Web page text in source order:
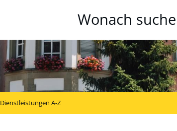
Dienstleistungen A-Z